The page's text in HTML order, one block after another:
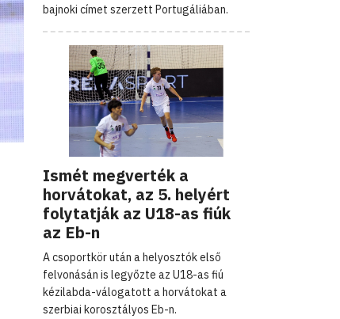
bajnoki címet szerzett Portugáliában.
Ismét megverték a
horvátokat, az 5. helyért
folytatják az U18-as fiúk
az Eb-n
A csoportkör után a helyosztók első
felvonásán is legyőzte az U18-as fiú
kézilabda-válogatott a horvátokat a
szerbiai korosztályos Eb-n.